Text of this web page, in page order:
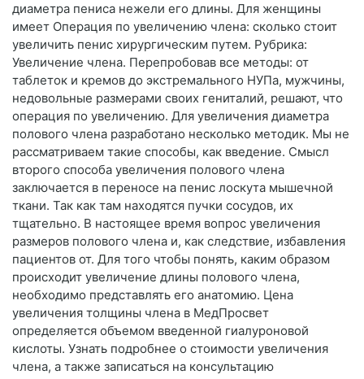
диаметра пениса нежели его длины. Для женщины
имеет Операция по увеличению члена: сколько стоит
увеличить пенис хирургическим путем. Рубрика:
Увеличение члена. Перепробовав все методы: от
таблеток и кремов до экстремального НУПа, мужчины,
недовольные размерами своих гениталий, решают, что
операция по увеличению. Для увеличения диаметра
полового члена разработано несколько методик. Мы не
рассматриваем такие способы, как введение. Смысл
второго способа увеличения полового члена
заключается в переносе на пенис лоскута мышечной
ткани. Так как там находятся пучки сосудов, их
тщательно. В настоящее время вопрос увеличения
размеров полового члена и, как следствие, избавления
пациентов от. Для того чтобы понять, каким образом
происходит увеличение длины полового члена,
необходимо представлять его анатомию. Цена
увеличения толщины члена в МедПросвет
определяется объемом введенной гиалуроновой
кислоты. Узнать подробнее о стоимости увеличения
члена, а также записаться на консультацию